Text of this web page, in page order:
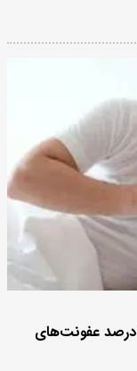
در حال ورود به پیک آنفلونزا هستیم/ فقط ۲ درصد عفونت‌های